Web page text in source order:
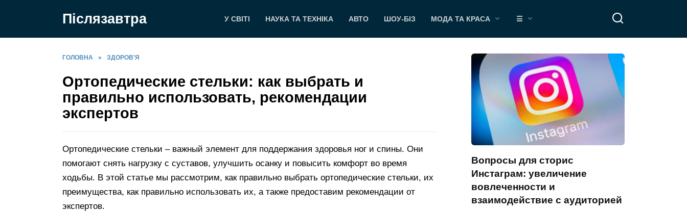
Післязавтра У СВІТІ НАУКА ТА ТЕХНІКА АВТО ШОУ-БІЗ МОДА ТА КРАСА ☰
ГОЛОВНА » ЗДОРОВ'Я
Ортопедические стельки: как выбрать и
правильно использовать, рекомендации
экспертов
Ортопедические стельки – важный элемент для поддержания здоровья ног и спины. Они
помогают снять нагрузку с суставов, улучшить осанку и повысить комфорт во время
ходьбы. В этой статье мы рассмотрим, как правильно выбрать ортопедические стельки, их
преимущества, как правильно использовать их, а также предоставим рекомендации от
экспертов.
Вопросы для сторис
Инстаграм: увеличение
вовлеченности и
взаимодействие с аудиторией